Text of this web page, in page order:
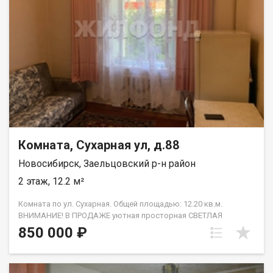
пожалуйста, сообщите номер варианта - JV009054112882.
Комната, Сухарная ул, д.88
Новосибирск, Заельцовский р-н район
2 этаж, 12.2 м²
Комната по ул. Сухарная. Общей площадью: 12.20 кв.м.
ВНИМАНИЕ! В ПРОДАЖЕ уютная просторная СВЕТЛАЯ
КОМНАТА 12,2 кв.м, в хорошем состоянии в малонаселенной
трехкомнатной квартире, одна пустая. В комнате пластиковое
стол , холодильник. Расположение дома ОЧЕНЬ УДАЧНОЕ, в
850 000 ₽